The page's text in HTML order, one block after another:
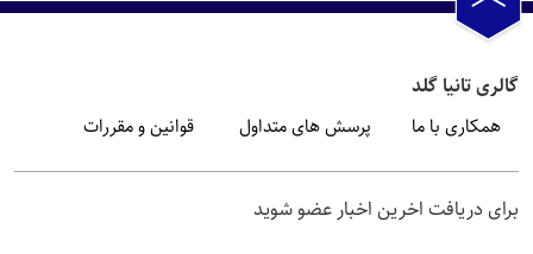
گالری تانیا گلد
همکاری با ما پرسش های متداول قوانین و مقررات
برای دریافت اخرین اخبار عضو شوید